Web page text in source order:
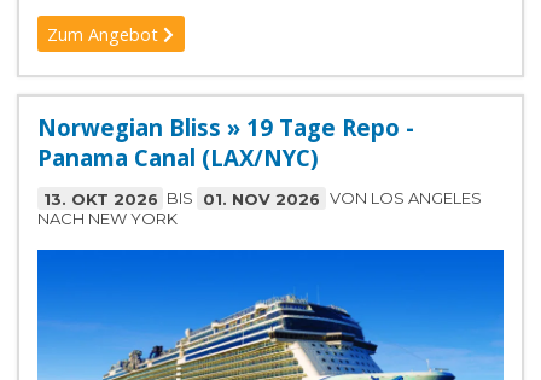
Zum Angebot
Norwegian Bliss » 19 Tage Repo -
Panama Canal (LAX/NYC)
13. OKT 2026 BIS 01. NOV 2026 VON LOS ANGELES
NACH NEW YORK